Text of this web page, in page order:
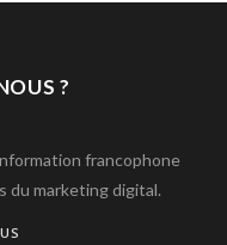
?
francophone
du marketing digital.